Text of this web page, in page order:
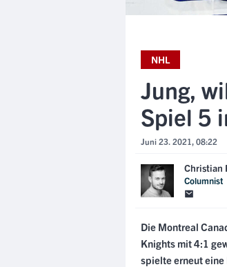
NHL
Jung,
Spiel 5
Juni 23. 2021, 08:22
Christian
Columnist
Die Montreal
Knights mit 4:1
spielte erneut eine